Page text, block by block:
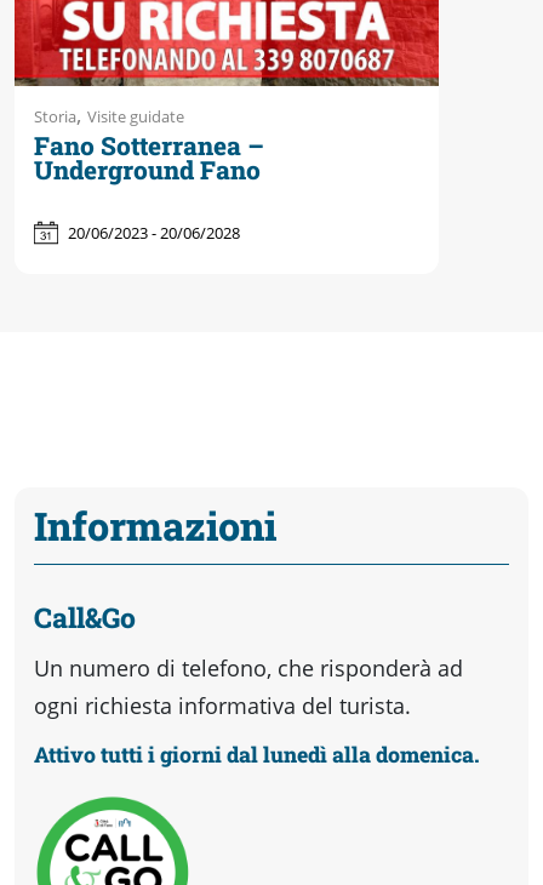
Storia, Visite guidate
Fano Sotterranea –
Underground Fano
20/06/2023 - 20/06/2028
Informazioni
Call&Go
Un numero di telefono, che risponderà ad
ogni richiesta informativa del turista.
Attivo tutti i giorni dal lunedì alla domenica.